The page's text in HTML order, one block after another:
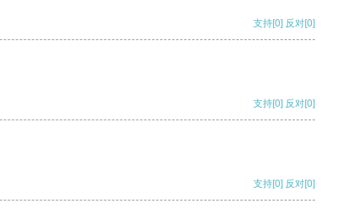
支持[0] 反对[0]
支持[0] 反对[0]
支持[0] 反对[0]